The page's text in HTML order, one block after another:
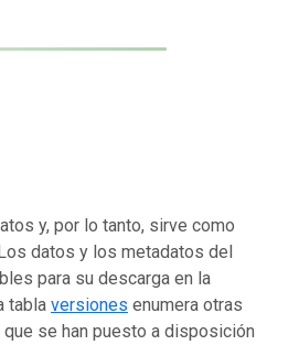
y, por lo tanto, sirve como
datos y los metadatos del
para su descarga en la
tabla versiones enumera otras
se han puesto a disposición